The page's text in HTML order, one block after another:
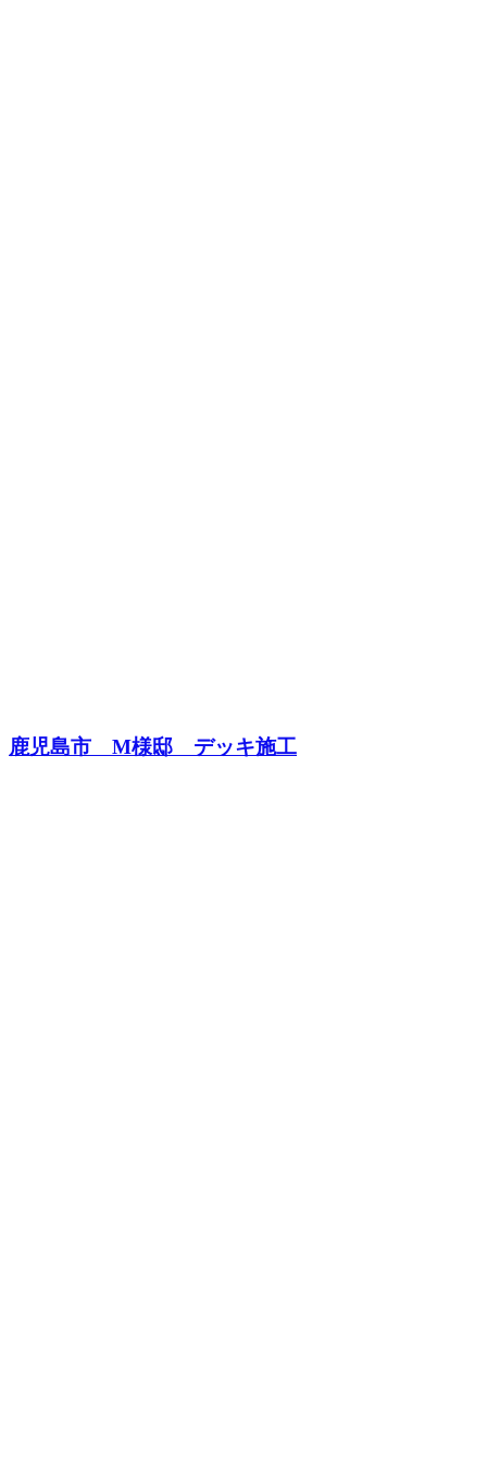
鹿児島市 M様邸 デッキ施工